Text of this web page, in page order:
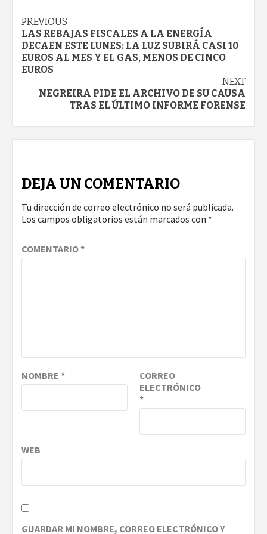
Continue
Reading
PREVIOUS
LAS REBAJAS FISCALES A LA ENERGÍA
DECAEN ESTE LUNES: LA LUZ SUBIRÁ CASI 10
EUROS AL MES Y EL GAS, MENOS DE CINCO
EUROS
NEXT
NEGREIRA PIDE EL ARCHIVO DE SU CAUSA
TRAS EL ÚLTIMO INFORME FORENSE
DEJA UN COMENTARIO
Tu dirección de correo electrónico no será publicada.
Los campos obligatorios están marcados con *
COMENTARIO*
NOMBRE *
CORREO
ELECTRÓNICO
*
WEB
GUARDAR MI NOMBRE, CORREO ELECTRÓNICO Y